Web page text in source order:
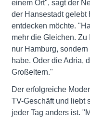
einem Ort", sagt der
der Hansestadt gelebt
entdecken möchte.
mehr die Gleichen.
nur Hamburg,
habe. Oder die Adria,
Großeltern."
Der erfolgreiche
TV-Geschäft und liebt
jeder Tag anders ist.